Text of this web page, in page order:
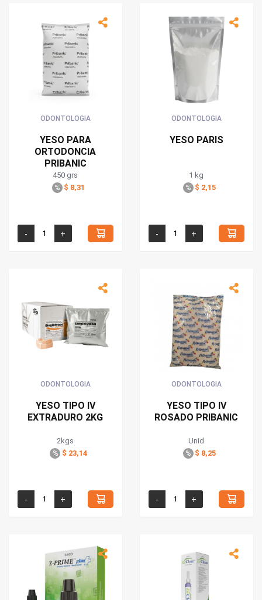
ODONTOLOGIA
YESO PARA
ORTODONCIA
PRIBANIC
450 grs
% $ 8,31
ODONTOLOGIA
YESO PARIS
1 kg
% $ 2,15
ODONTOLOGIA
YESO TIPO IV
EXTRADURO 2KG
2kgs
% $ 23,14
ODONTOLOGIA
YESO TIPO IV
ROSADO PRIBANIC
Unid
% $ 8,25